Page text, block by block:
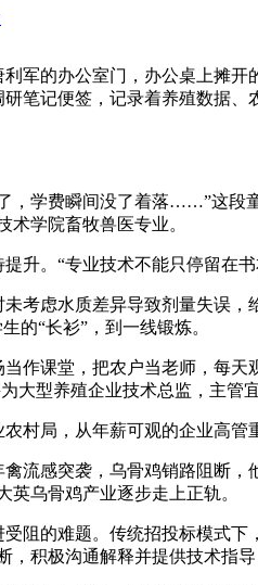
军的办公室门，办公桌上摊
笔记便签，记录着养殖数
，学费瞬间没了着落……”这
术学院畜牧兽医专业。
升。“专业技术不能只停留在
考虑水质差异导致剂量失误
的“长衫”，到一线锻炼。
作课堂，把农户当老师，每
大型养殖企业技术总监，主管
村局，从年薪可观的企业高
流感突袭，乌骨鸡销路阻断
乌骨鸡产业逐步走上正轨。
阻的难题。传统招投标模式
积极沟通解释并提供技术指